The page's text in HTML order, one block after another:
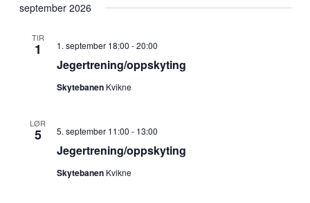
september 2026
TIR
1
Jegertrening/oppskyting
1. september 18:00 -20:00
Skytebanen Kvikne
LØR
5
Jegertrening/oppskyting
5. september 11:00 - 13:00
Skytebanen Kvikne